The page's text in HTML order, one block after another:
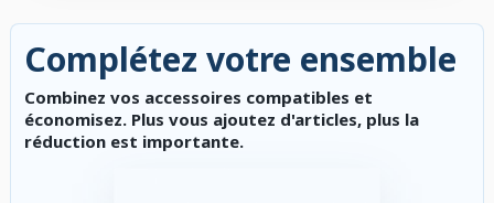
Complétez votre ensemble
Combinez vos accessoires compatibles et
économisez. Plus vous ajoutez d'articles, plus la
réduction est importante.